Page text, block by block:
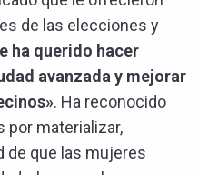
de las elecciones y
ha querido hacer
avanzada y mejorar
. Ha reconocido
por materializar,
de que las mujeres